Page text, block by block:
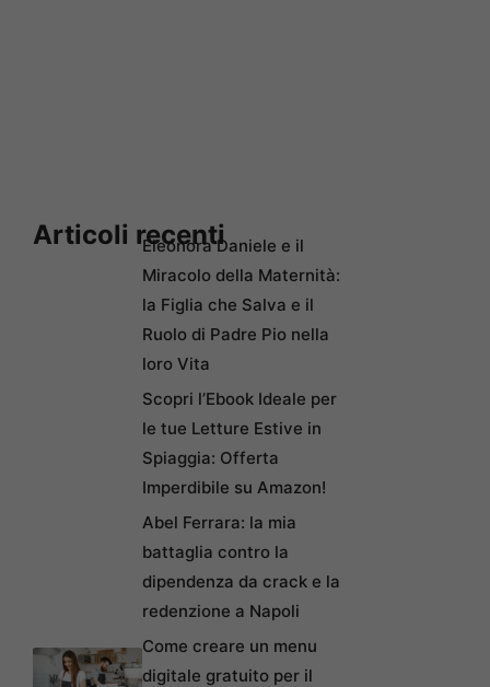
Articoli recentiEleonora Daniele e il
Miracolo della Maternità:
la Figlia che Salva e il
Ruolo di Padre Pio nella
loro Vita
Scopri l’Ebook Ideale per
le tue Letture Estive in
Spiaggia: Offerta
Imperdibile su Amazon!
Abel Ferrara: la mia
battaglia contro la
dipendenza da crack e la
redenzione a Napoli
Come creare un menu
digitale gratuito per il